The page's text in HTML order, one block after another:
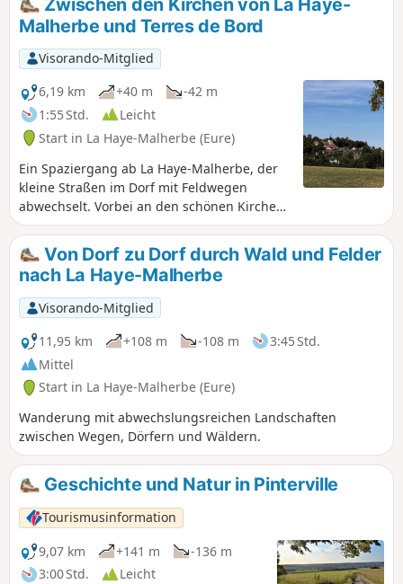
Zwischen den Kirchen von La Haye-
Malherbe und Terres de Bord
Visorando-Mitglied
6,19 km
+40 m
-42 m
1:55 Std.
Leicht
Start in La Haye-Malherbe (Eure)
Ein Spaziergang ab La Haye-Malherbe, der
kleine Straßen im Dorf mit Feldwegen
abwechselt. Vorbei an den schönen Kirchen
von La Haye-Malherbe und Montaure, dem
neuen Terres de Bord.
Von Dorf zu Dorf durch Wald und Felder
nach La Haye-Malherbe
Visorando-Mitglied
11,95 km
+108 m -108 m
3:45 Std.
Mittel
Start in La Haye-Malherbe (Eure)
Wanderung mit abwechslungsreichen Landschaften
zwischen Wegen, Dörfern und Wäldern.
Geschichte und Natur in Pinterville
Tourismusinformation
9,07 km
+141 m
-136 m
3:00 Std.
Leicht